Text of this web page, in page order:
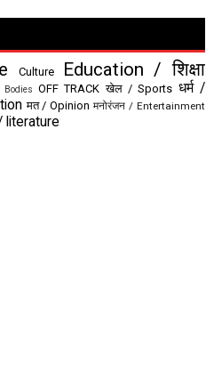
Culture Education / शिक्षा
Bodies OFF TRACK खेल / Sports धर्म /
मत / Opinion मनोरंजन / Entertainment
literature